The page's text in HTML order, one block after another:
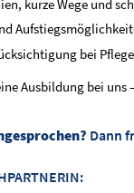
kurze Wege und
bei
Ausbildung bei
Dann